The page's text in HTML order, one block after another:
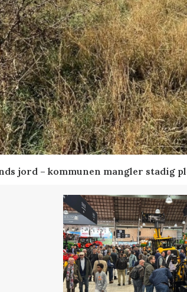
jord – kommunen mangler stadig